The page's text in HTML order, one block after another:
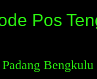
Pos